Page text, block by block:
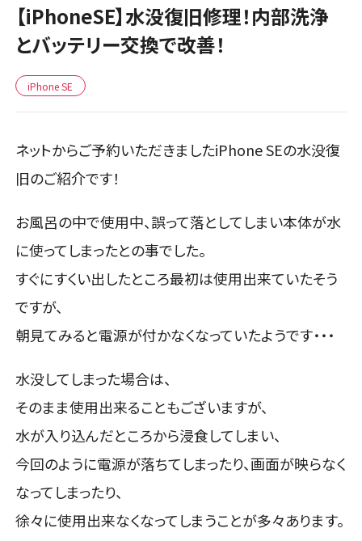
【iPhoneSE】水没復旧修理！内部洗浄
とバッテリー交換で改善！
iPhone SE
ネットからご予約いただきましたiPhone SEの水没復
旧のご紹介です！
お風呂の中で使用中、誤って落としてしまい本体が水
に使ってしまったとの事でした。
すぐにすくい出したところ最初は使用出来ていたそう
ですが、
朝見てみると電源が付かなくなっていたようです・・・
水没してしまった場合は、
そのまま使用出来ることもございますが、
水が入り込んだところから浸食してしまい、
今回のように電源が落ちてしまったり、画面が映らなく
なってしまったり、
徐々に使用出来なくなってしまうことが多々あります。